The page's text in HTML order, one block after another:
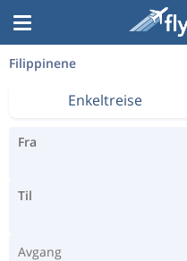
Filippinene
Enkeltreise
Fra
Til
Avgang